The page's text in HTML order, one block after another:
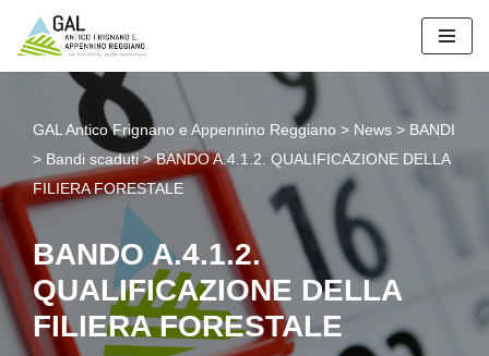
Vai
contenuto
GAL Antico Frignano e Appennino Reggiano > News > BANDI
> Bandi scaduti>BANDO A.4.1.2. QUALIFICAZIONE DELLA
FILIERA FORESTALE
BANDO A.4.1.2.
QUALIFICAZIONE DELLA
FILIERA FORESTALE